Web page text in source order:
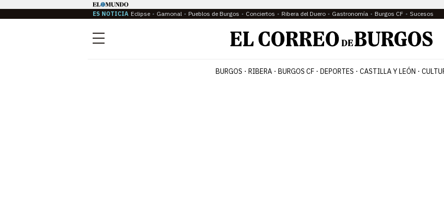
ES NOTICIA Eclipse Gamonal Pueblos de Burgos Conciertos Ribera del Duero Gastronomía Burgos CF Sucesos
Menú
BURGOS RIBERA BURGOS CF DEPORTES CASTILLA Y LEÓN